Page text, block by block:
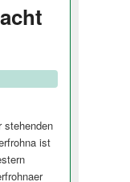
stehenden
ist